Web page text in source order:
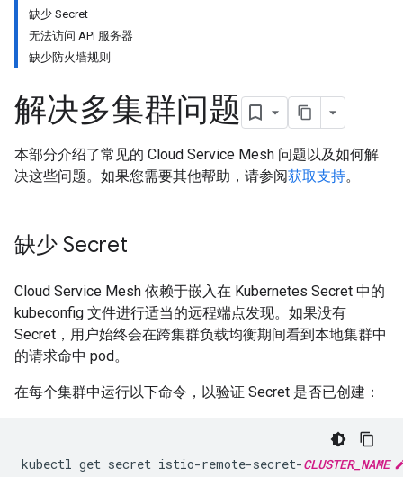
缺少 Secret
无法访问 API 服务器
缺少防火墙规则
解决多集群问题
本部分介绍了常见的 Cloud Service Mesh 问题以及如何解
决这些问题。如果您需要其他帮助，请参阅获取支持。
缺少 Secret
Cloud Service Mesh 依赖于嵌入在 Kubernetes Secret 中的
kubeconfig 文件进行适当的远程端点发现。如果没有
Secret，用户始终会在跨集群负载均衡期间看到本地集群中
的请求命中 pod。
在每个集群中运行以下命令，以验证 Secret 是否已创建：
kubectl get secret istio-remote-secret-CLUSTER_NAME